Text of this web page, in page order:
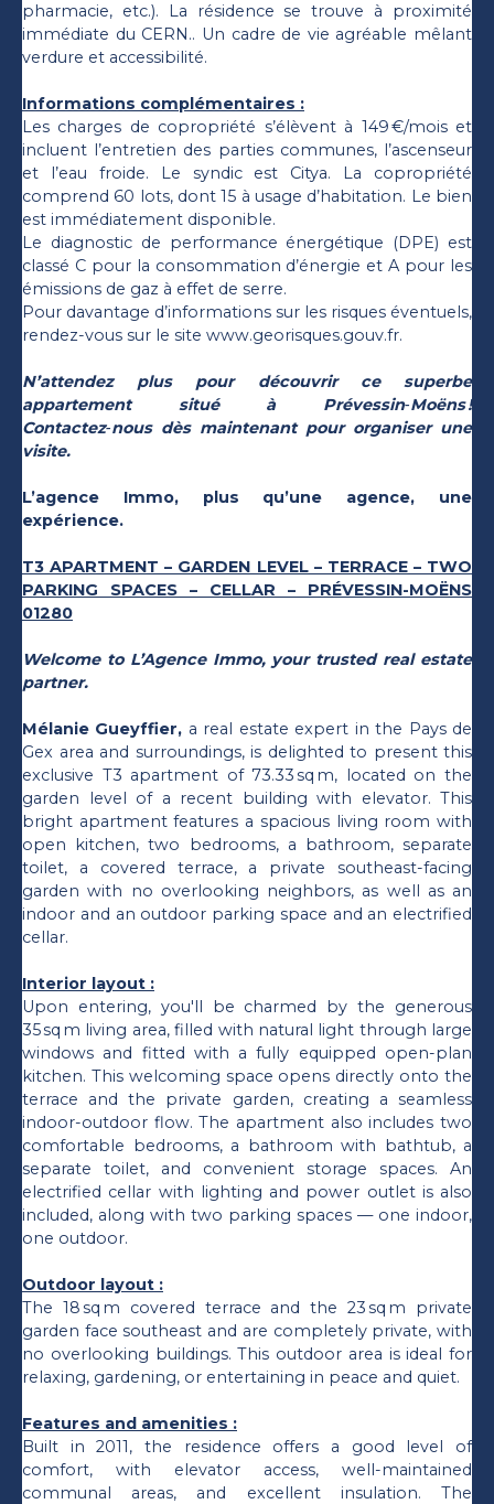
pharmacie, etc.). La résidence se trouve à proximité
immédiate du CERN.. Un cadre de vie agréable mêlant
verdure et accessibilité.
Informations complémentaires :
Les charges de copropriété s’élèvent à 149 €/mois et
incluent l’entretien des parties communes, l’ascenseur
et l’eau froide. Le syndic est Citya. La copropriété
comprend 60 lots, dont 15 à usage d’habitation. Le bien
est immédiatement disponible.
Le diagnostic de performance énergétique (DPE) est
classé C pour la consommation d’énergie et A pour les
émissions de gaz à effet de serre.
Pour davantage d’informations sur les risques éventuels,
rendez-vous sur le site www.georisques.gouv.fr.
N’attendez plus pour découvrir ce superbe
appartement situé à Prévessin‑Moëns !
Contactez‑nous dès maintenant pour organiser une
visite.
L’agence Immo, plus qu’une agence, une
expérience.
T3 APARTMENT – GARDEN LEVEL – TERRACE – TWO
PARKING SPACES – CELLAR – PRÉVESSIN-MOËNS
01280
Welcome to L’Agence Immo, your trusted real estate
partner.
Mélanie Gueyffier, a real estate expert in the Pays de
Gex area and surroundings, is delighted to present this
exclusive T3 apartment of 73.33 sq m, located on the
garden level of a recent building with elevator. This
bright apartment features a spacious living room with
open kitchen, two bedrooms, a bathroom, separate
toilet, a covered terrace, a private southeast-facing
garden with no overlooking neighbors, as well as an
indoor and an outdoor parking space and an electrified
cellar.
Interior layout :
Upon entering, you'll be charmed by the generous
35 sq m living area, filled with natural light through large
windows and fitted with a fully equipped open-plan
kitchen. This welcoming space opens directly onto the
terrace and the private garden, creating a seamless
indoor-outdoor flow. The apartment also includes two
comfortable bedrooms, a bathroom with bathtub, a
separate toilet, and convenient storage spaces. An
electrified cellar with lighting and power outlet is also
included, along with two parking spaces — one indoor,
one outdoor.
Outdoor layout :
The 18 sq m covered terrace and the 23 sq m private
garden face southeast and are completely private, with
no overlooking buildings. This outdoor area is ideal for
relaxing, gardening, or entertaining in peace and quiet.
Features and amenities :
Built in 2011, the residence offers a good level of
comfort, with elevator access, well-maintained
communal areas, and excellent insulation. The